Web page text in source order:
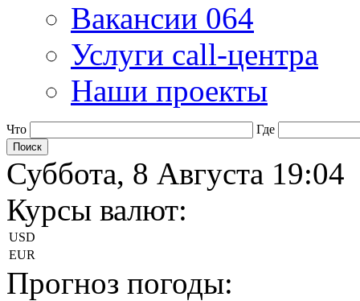
Вакансии 064
Услуги call-центра
Наши проекты
Что Где
Суббота, 8 Августа 19:04
Курсы валют:
USD
EUR
Прогноз погоды: